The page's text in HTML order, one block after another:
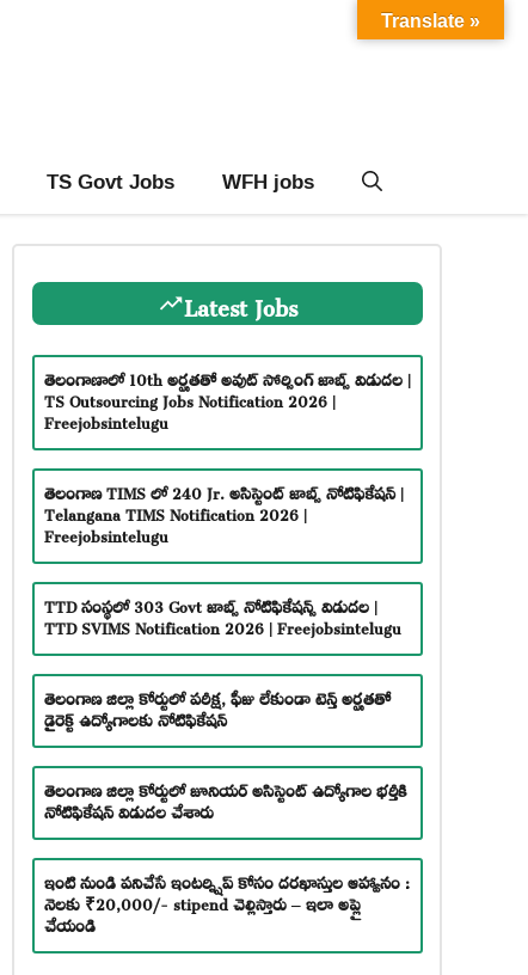
TS Govt Jobs WFH jobs
Latest Jobs
తెలంగాణాలో 10th అర్హతతో అవుట్ సోర్సింగ్ జాబ్స్ విడుదల |
TS Outsourcing Jobs Notification 2026 |
Freejobsintelugu
తెలంగాణ TIMS లో 240 Jr. అసిస్టెంట్ జాబ్స్ నోటిఫికేషన్ |
Telangana TIMS Notification 2026 |
Freejobsintelugu
TTD సంస్థలో 303 Govt జాబ్స్ నోటిఫికేషన్స్ విడుదల |
TTD SVIMS Notification 2026 | Freejobsintelugu
తెలంగాణ జిల్లా కోర్టులో పరీక్ష, ఫీజు లేకుండా టెన్త్ అర్హతతో
డైరెక్ట్ ఉద్యోగాలకు నోటిఫికేషన్
తెలంగాణ జిల్లా కోర్టులో జూనియర్ అసిస్టెంట్ ఉద్యోగాల భర్తీకి
నోటిఫికేషన్ విడుదల చేశారు
ఇంటి నుండి పనిచేసే ఇంటర్న్షిప్ కోసం దరఖాస్తుల ఆహ్వానం :
నెలకు ₹20,000/- stipend చెల్లిస్తారు – ఇలా అప్లై
చేయండి
Translate »